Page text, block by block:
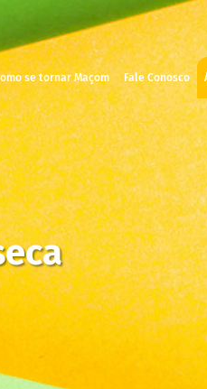
se tornar Maçom Fale Conosco